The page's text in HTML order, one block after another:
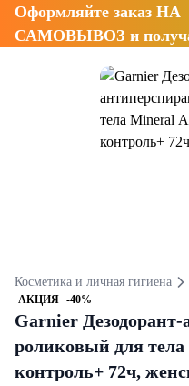
Оформляйте заказ НА
САМОВЫВОЗ и
Косметика и личная гигиена
АКЦИЯ -40%
Garnier
роликовый для
контроль+ 72ч,